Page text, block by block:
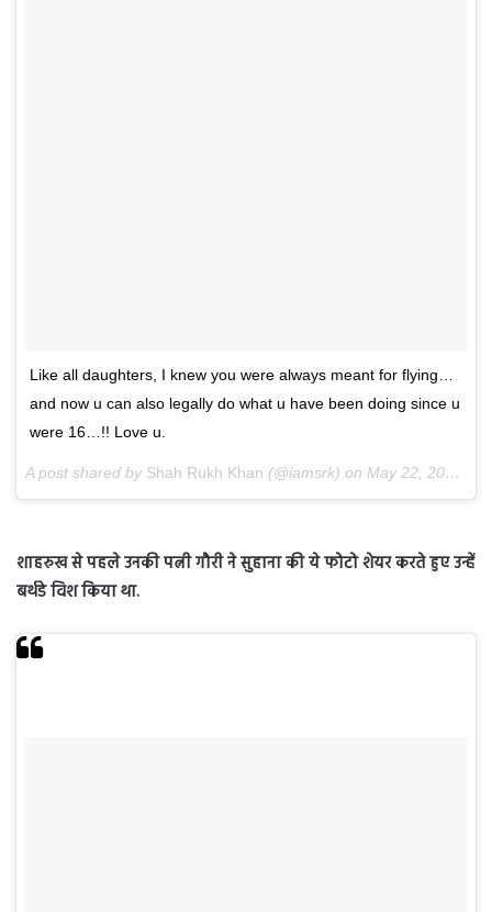
Like all daughters, I knew you were always meant for flying…
and now u can also legally do what u have been doing since u
were 16…!! Love u.
A post shared by Shah Rukh Khan (@iamsrk) on May 22, 2018 at 1:47pm PDT
शाहरुख से पहले उनकी पत्नी गौरी ने सुहाना की ये फोटो शेयर करते हुए उन्हें
बर्थडे विश किया था.